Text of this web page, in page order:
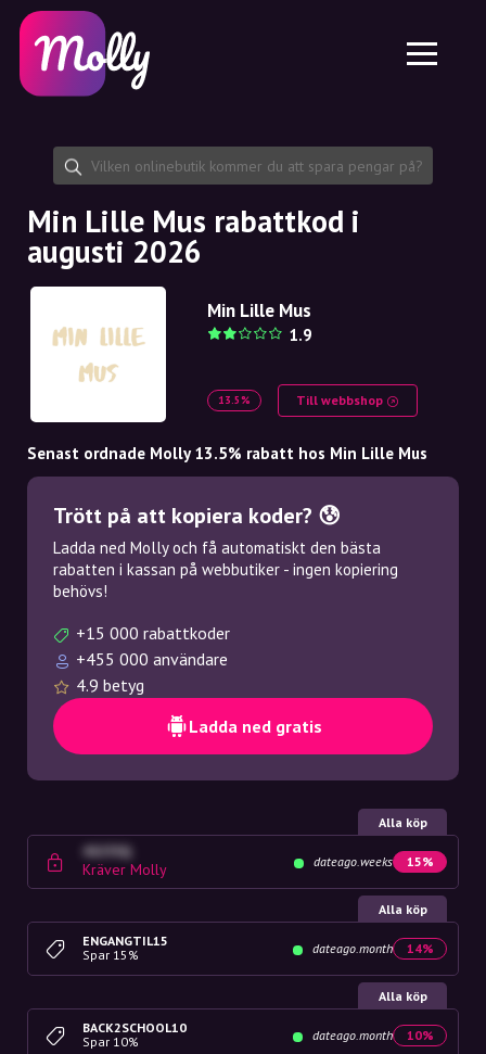
Hudvård
Hårvård
Dela rabattkod
Funktioner
Jobb
Om oss
Samarbete
Plattform
Molly till iPhone och iPad
Molly till Android
SE
EN
NO
NL
Min Lille Mus rabattkod i
augusti 2026
Min Lille Mus
1.9
13.5% Till webbshop
Senast ordnade Molly 13.5% rabatt hos Min Lille Mus
Trött på att kopiera koder? 😰
Ladda ned Molly och få automatiskt den bästa
rabatten i kassan på webbutiker - ingen kopiering
behövs!
+15 000 rabattkoder
+455 000 användare
4.9 betyg
Ladda ned gratis
Alla köp
4G23SQ
Kräver Molly dateago.weeks 15%
Alla köp
ENGANGTIL15
Spar 15%
dateago.month 14%
Alla köp
BACK2SCHOOL10
Spar 10%
dateago.month 10%